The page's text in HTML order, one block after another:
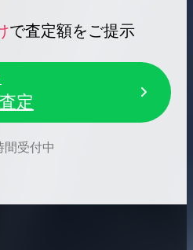
で査定額をご提示
定
間受付中